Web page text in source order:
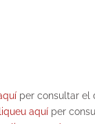
per consultar el
aquí per